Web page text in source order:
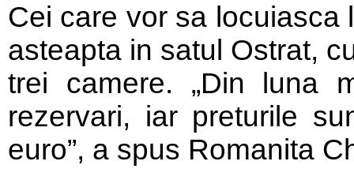
Cei care vor sa locuiasca
asteapta in satul Ostrat,
trei camere. „Din luna
rezervari, iar preturile
euro”, a spus Romanita